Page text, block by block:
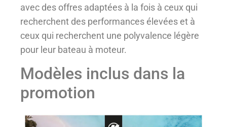
avec des offres adaptées à la fois à ceux qui
recherchent des performances élevées et à
ceux qui recherchent une polyvalence légère
pour leur bateau à moteur.
Modèles inclus dans la
promotion